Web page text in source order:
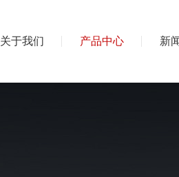
关于我们 产品中心 新